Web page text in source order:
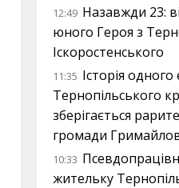
12:49 Назавжди 23:
юного Героя з
Іскоростенського
11:35 Історія
Тернопільського
зберігається
громади
10:33
жительку